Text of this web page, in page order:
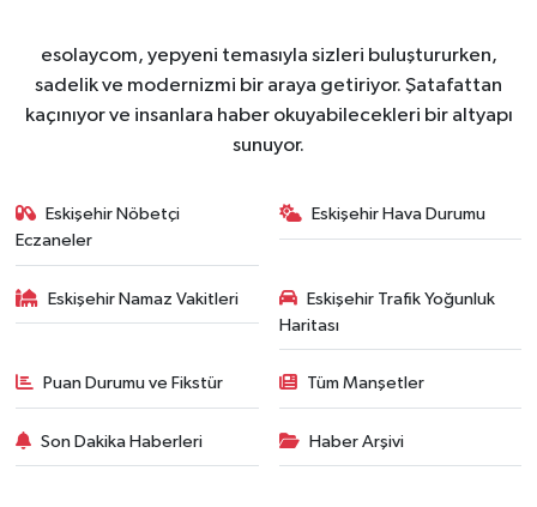
esolaycom, yepyeni temasıyla sizleri buluştururken,
sadelik ve modernizmi bir araya getiriyor. Şatafattan
kaçınıyor ve insanlara haber okuyabilecekleri bir altyapı
sunuyor.
Eskişehir Nöbetçi
Eczaneler
Eskişehir Hava Durumu
Eskişehir Namaz Vakitleri
Eskişehir Trafik Yoğunluk
Haritası
Puan Durumu ve Fikstür Tüm Manşetler
Son Dakika Haberleri Haber Arşivi